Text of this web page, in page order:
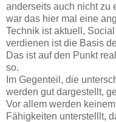
anderseits auch nicht zu
war das hier mal eine
Technik ist aktuell,
verdienen ist die Basis
Das ist auf den Punkt
so.
Im Gegenteil, die
werden gut dargestellt,
Vor allem werden
Fähigkeiten unterstelllt,